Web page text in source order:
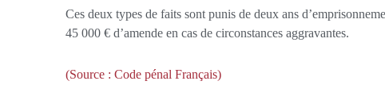
Ces deux types de faits sont punis de deux ans
45 000 € d’amende en cas de circonstances aggravantes.
(Source : Code pénal Français)